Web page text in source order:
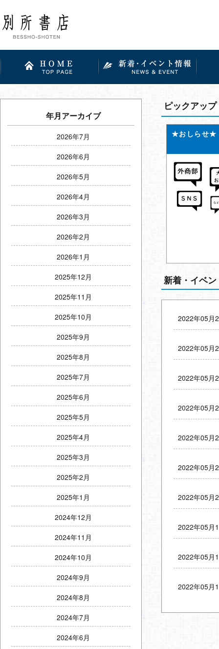
年月アーカイブ
2026年7月
2026年6月
2026年5月
2026年4月
2026年3月
2026年2月
2026年1月
2025年12月
2025年11月
2025年10月
2025年9月
2025年8月
2025年7月
2025年6月
2025年5月
2025年4月
2025年3月
2025年2月
2025年1月
2024年12月
2024年11月
2024年10月
2024年9月
2024年8月
2024年7月
2024年6月
ピックアップ
★おしらせ★
新着・イベ
2022年05月
2022年05月
2022年05月
2022年05月
2022年05月
2022年05月
2022年05月
2022年05月
2022年05月
2022年05月